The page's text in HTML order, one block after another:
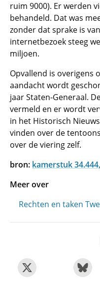
ruim 9000). Er werden
behandeld. Dat was
zonder dat sprake is
internetbezoek steeg
miljoen.
Opvallend is overigens
aandacht wordt
jaar Staten-Generaal.
vermeld en er wordt
in het Historisch
vinden over de
over de viering zelf.
bron: kamerstuk
Meer over
Rechten en taken